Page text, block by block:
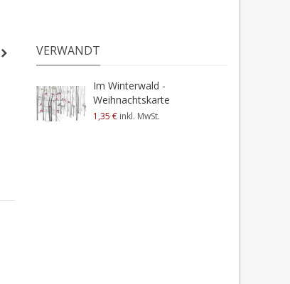
VERWANDT
Im Winterwald -
Weihnachtskarte
1,35 € inkl. MwSt.